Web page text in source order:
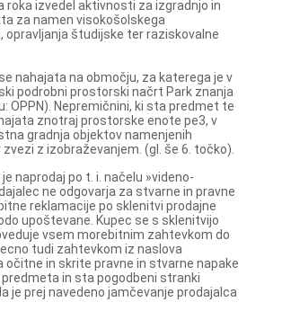
roka izvedel aktivnosti za izgradnjo in
za namen visokošolskega
opravljanja študijske ter raziskovalne
nahajata na območju, za katerega je v
podrobni prostorski načrt Park znanja
OPPN). Nepremičnini, ki sta predmet te
znotraj prostorske enote pe3, v
gradnja objektov namenjenih
z izobraževanjem. (gl. še 6. točko).
naprodaj po t. i. načelu »videno-
ne odgovarja za stvarne in pravne
reklamacije po sklenitvi prodajne
upoštevane. Kupec se s sklenitvijo
vsem morebitnim zahtevkom do
tudi zahtevkom iz naslova
očitne in skrite pravne in stvarne napake
in sta pogodbeni stranki
je prej navedeno jamčevanje prodajalca